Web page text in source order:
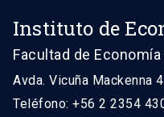
Instituto de
Facultad de
Avda. Vicuña Mackenna
Teléfono: +56 2 2354